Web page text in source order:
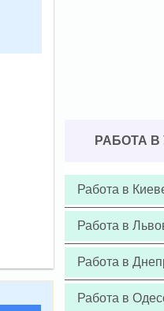
РАБОТА В
Работа в
Работа в
Работа в
Работа в